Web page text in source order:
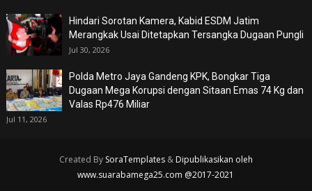
Hindari Sorotan Kamera, Kabid ESDM Jatim
Merangkak Usai Ditetapkan Tersangka Dugaan Pungli
Jul 30, 2026
Polda Metro Jaya Gandeng KPK, Bongkar Tiga
Dugaan Mega Korupsi dengan Sitaan Emas 74 Kg dan
Valas Rp476 Miliar
Jul 11, 2026
Created By SoraTemplates& Dipublikasikan oleh
www.suarabamega25.com @2017-2021